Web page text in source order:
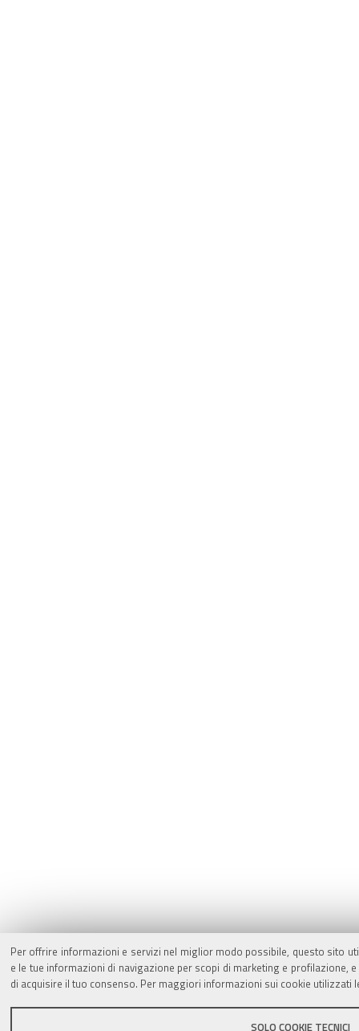
Per offrire informazioni e servizi nel miglior modo possibile, questo sito
e le tue informazioni di navigazione per scopi di marketing e
di acquisire il tuo consenso. Per maggiori informazioni sui cookie utilizzati
SOLO COOKIE TECNICI